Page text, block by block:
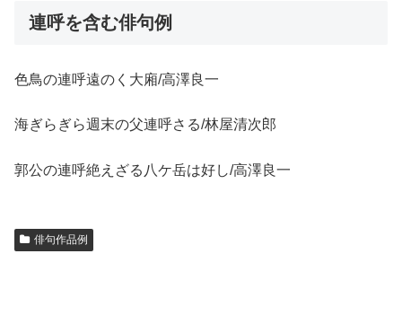
連呼を含む俳句例
色鳥の連呼遠のく大廂/高澤良一
海ぎらぎら週末の父連呼さる/林屋清次郎
郭公の連呼絶えざる八ケ岳は好し/高澤良一
俳句作品例